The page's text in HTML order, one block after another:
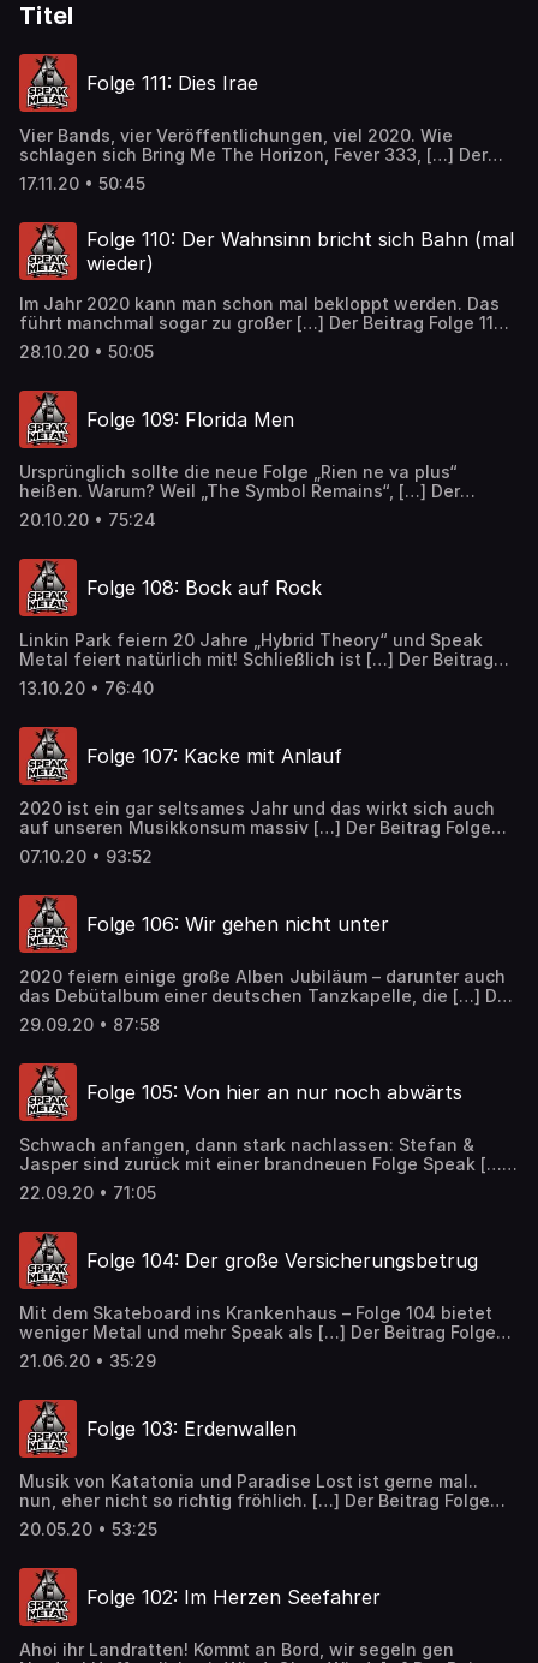
Titel
Folge 111: Dies Irae
Vier Bands, vier Veröffentlichungen, viel 2020. Wie
schlagen sich Bring Me The Horizon, Fever 333, […] Der
Beitrag Folge 111: Dies Irae erschien zuerst auf Speak
Metal.
17.11.20 • 50:45
Folge 110: Der Wahnsinn bricht sich Bahn (mal
wieder)
Im Jahr 2020 kann man schon mal bekloppt werden. Das
führt manchmal sogar zu großer […] Der Beitrag Folge 110:
Der Wahnsinn bricht sich Bahn (mal wieder) erschien
zuerst auf Speak Metal.
28.10.20 • 50:05
Folge 109: Florida Men
Ursprünglich sollte die neue Folge „Rien ne va plus“
heißen. Warum? Weil „The Symbol Remains“, […] Der
Beitrag Folge 109: Florida Men erschien zuerst auf Speak
Metal.
20.10.20 • 75:24
Folge 108: Bock auf Rock
Linkin Park feiern 20 Jahre „Hybrid Theory“ und Speak
Metal feiert natürlich mit! Schließlich ist […] Der Beitrag
Folge 108: Bock auf Rock erschien zuerst auf Speak Metal.
13.10.20 • 76:40
Folge 107: Kacke mit Anlauf
2020 ist ein gar seltsames Jahr und das wirkt sich auch
auf unseren Musikkonsum massiv […] Der Beitrag Folge
107: Kacke mit Anlauf erschien zuerst auf Speak Metal.
07.10.20 • 93:52
Folge 106: Wir gehen nicht unter
2020 feiern einige große Alben Jubiläum – darunter auch
das Debütalbum einer deutschen Tanzkapelle, die […] Der
Beitrag Folge 106: Wir gehen nicht unter erschien zuerst
auf Speak Metal.
29.09.20 • 87:58
Folge 105: Von hier an nur noch abwärts
Schwach anfangen, dann stark nachlassen: Stefan &
Jasper sind zurück mit einer brandneuen Folge Speak […]
Der Beitrag Folge 105: Von hier an nur noch abwärts
erschien zuerst auf Speak Metal.
22.09.20 • 71:05
Folge 104: Der große Versicherungsbetrug
Mit dem Skateboard ins Krankenhaus – Folge 104 bietet
weniger Metal und mehr Speak als […] Der Beitrag Folge
104: Der große Versicherungsbetrug erschien zuerst auf
Speak Metal.
21.06.20 • 35:29
Folge 103: Erdenwallen
Musik von Katatonia und Paradise Lost ist gerne mal..
nun, eher nicht so richtig fröhlich. […] Der Beitrag Folge
103: Erdenwallen erschien zuerst auf Speak Metal.
20.05.20 • 53:25
Folge 102: Im Herzen Seefahrer
Ahoi ihr Landratten! Kommt an Bord, wir segeln gen